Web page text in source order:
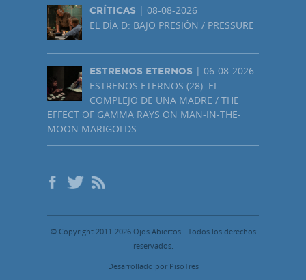
CRÍTICAS | 08-08-2026
EL DÍA D: BAJO PRESIÓN / PRESSURE
ESTRENOS ETERNOS | 06-08-2026
ESTRENOS ETERNOS (28): EL
COMPLEJO DE UNA MADRE / THE
EFFECT OF GAMMA RAYS ON MAN-IN-THE-
MOON MARIGOLDS
© Copyright 2011-2026 Ojos Abiertos - Todos los derechos
reservados.
Desarrollado por PisoTres